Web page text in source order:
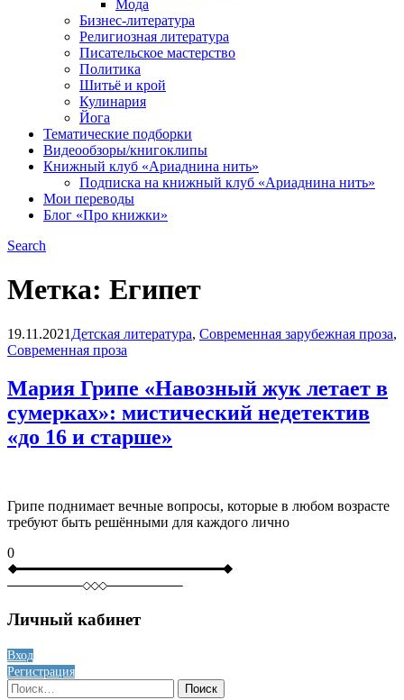
Мода
Бизнес-литература
Религиозная литература
Писательское мастерство
Политика
Шитьё и крой
Кулинария
Йога
Тематические подборки
Видеообзоры/книгоклипы
Книжный клуб «Ариаднина нить»
Подписка на книжный клуб «Ариаднина нить»
Мои переводы
Блог «Про книжки»
Search
Метка: Египет
Blog
19.11.2021 Детская литература, Современная зарубежная проза,
Современная проза
Мария Грипе «Навозный жук летает в
сумерках»: мистический недетектив
«до 16 и старше»
Грипе поднимает вечные вопросы, которые в любом возрасте
требуют быть решёнными для каждого лично
0
Личный кабинет
Вход
Регистрация
Найти: